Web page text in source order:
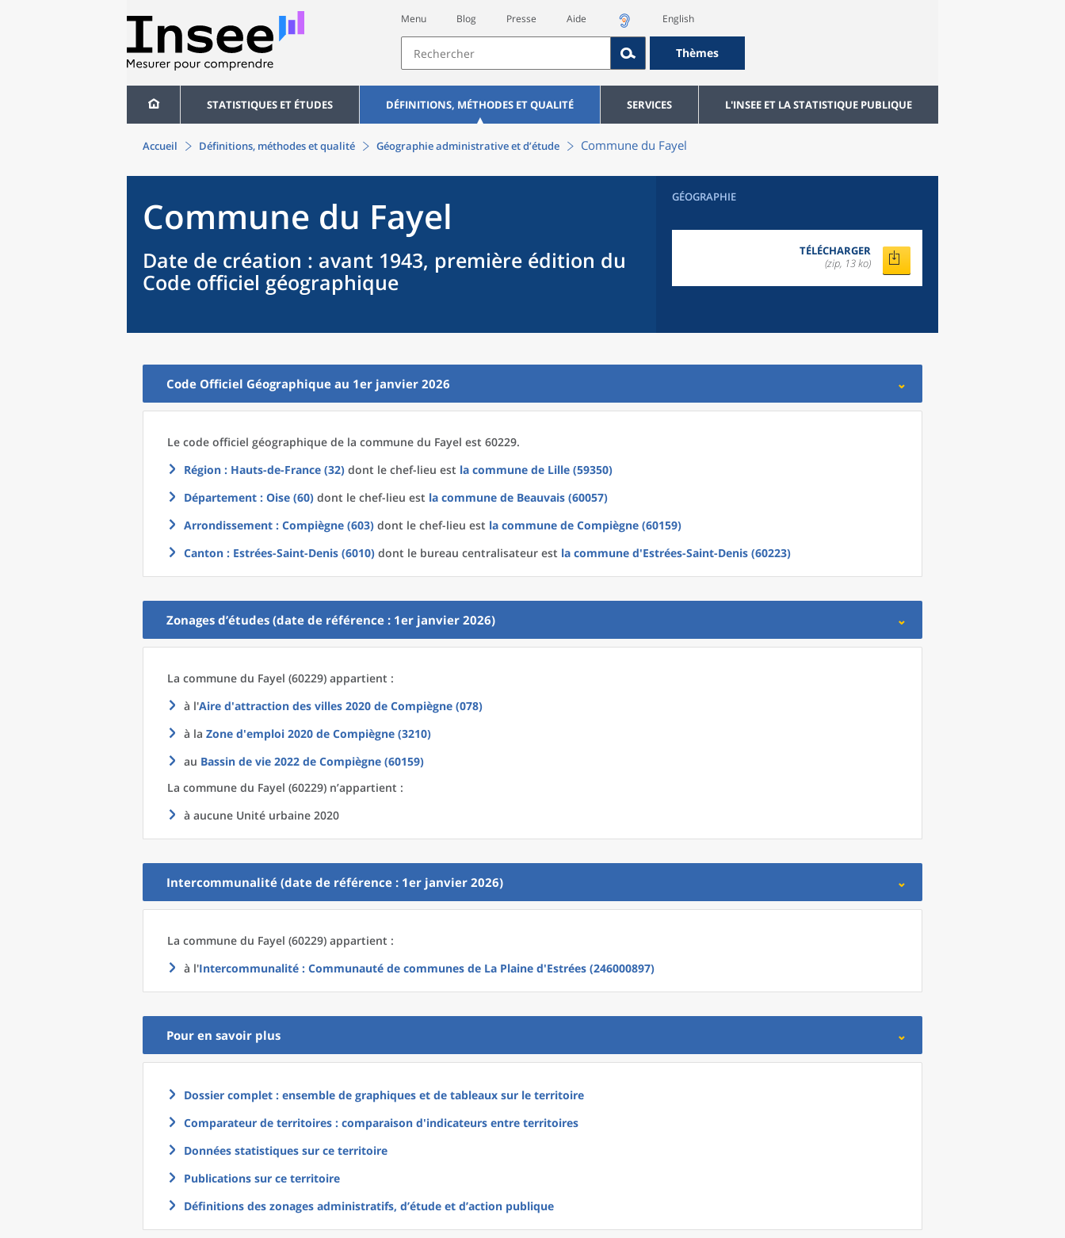
Menu Blog Presse Aide English
Thèmes
STATISTIQUES ET ÉTUDES DÉFINITIONS, MÉTHODES ET QUALITÉ SERVICES L'INSEE ET LA STATISTIQUE PUBLIQUE
Accueil Définitions, méthodes et qualité Géographie administrative et d’étude Commune du Fayel
Commune du Fayel
Date de création : avant 1943, première édition du
Code officiel géographique
GÉOGRAPHIE
TÉLÉCHARGER
(zip, 13 ko)
Code Officiel Géographique au 1er janvier 2026
Le code officiel géographique de la commune du Fayel est 60229.
Région : Hauts-de-France (32) dont le chef-lieu est la commune de Lille (59350)
Département : Oise (60) dont le chef-lieu est la commune de Beauvais (60057)
Arrondissement : Compiègne (603) dont le chef-lieu est la commune de Compiègne (60159)
Canton : Estrées-Saint-Denis (6010) dont le bureau centralisateur est la commune d'Estrées-Saint-Denis (60223)
Zonages d’études (date de référence : 1er janvier 2026)
La commune du Fayel (60229) appartient :
à l'Aire d'attraction des villes 2020 de Compiègne (078)
à la Zone d'emploi 2020 de Compiègne (3210)
au Bassin de vie 2022 de Compiègne (60159)
La commune du Fayel (60229) n’appartient :
à aucune Unité urbaine 2020
Intercommunalité (date de référence : 1er janvier 2026)
La commune du Fayel (60229) appartient :
à l'Intercommunalité : Communauté de communes de La Plaine d'Estrées (246000897)
Pour en savoir plus
Dossier complet : ensemble de graphiques et de tableaux sur le territoire
Comparateur de territoires : comparaison d'indicateurs entre territoires
Données statistiques sur ce territoire
Publications sur ce territoire
Définitions des zonages administratifs, d’étude et d’action publique